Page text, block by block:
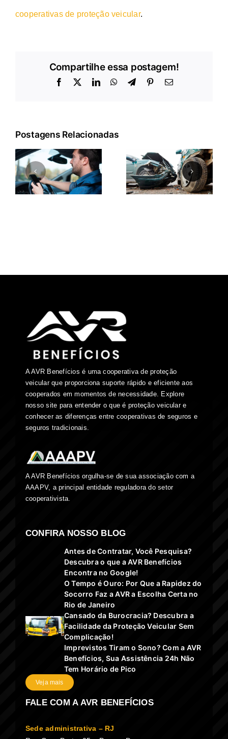
cooperativas de proteção veicular.
Compartilhe essa postagem!
Facebook LinkedInWhatsApp
TelegramPinterest
E-
Postagens Relacionadas
A AVR Benefícios é uma cooperativa de proteção
veicular que proporciona suporte rápido e eficiente aos
cooperados em momentos de necessidade. Explore
nosso site para entender o que é proteção veicular e
conhecer as diferenças entre cooperativas de seguros e
seguros tradicionais.
A AVR Benefícios orgulha-se de sua associação com a
AAAPV, a principal entidade reguladora do setor
cooperativista.
CONFIRA NOSSO BLOG
Antes de Contratar, Você Pesquisa?
Descubra o que a AVR Benefícios
Encontra no Google!
O Tempo é Ouro: Por Que a Rapidez do
Socorro Faz a AVR a Escolha Certa no
Rio de Janeiro
Cansado da Burocracia? Descubra a
Facilidade da Proteção Veicular Sem
Complicação!
Imprevistos Tiram o Sono? Com a AVR
Benefícios, Sua Assistência 24h Não
Tem Horário de Pico
Veja mais
FALE COM A AVR BENEFÍCIOS
Sede administrativa – RJ